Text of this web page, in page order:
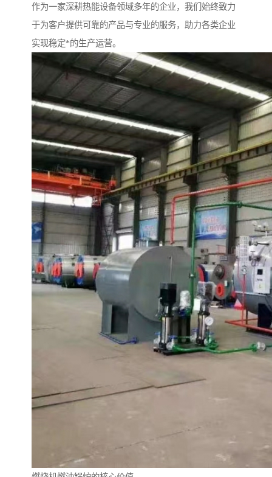
作为一家深耕热能设备领域多年的企业，我们始终致力
于为客户提供可靠的产品与专业的服务，助力各类企业
实现稳定*的生产运营。